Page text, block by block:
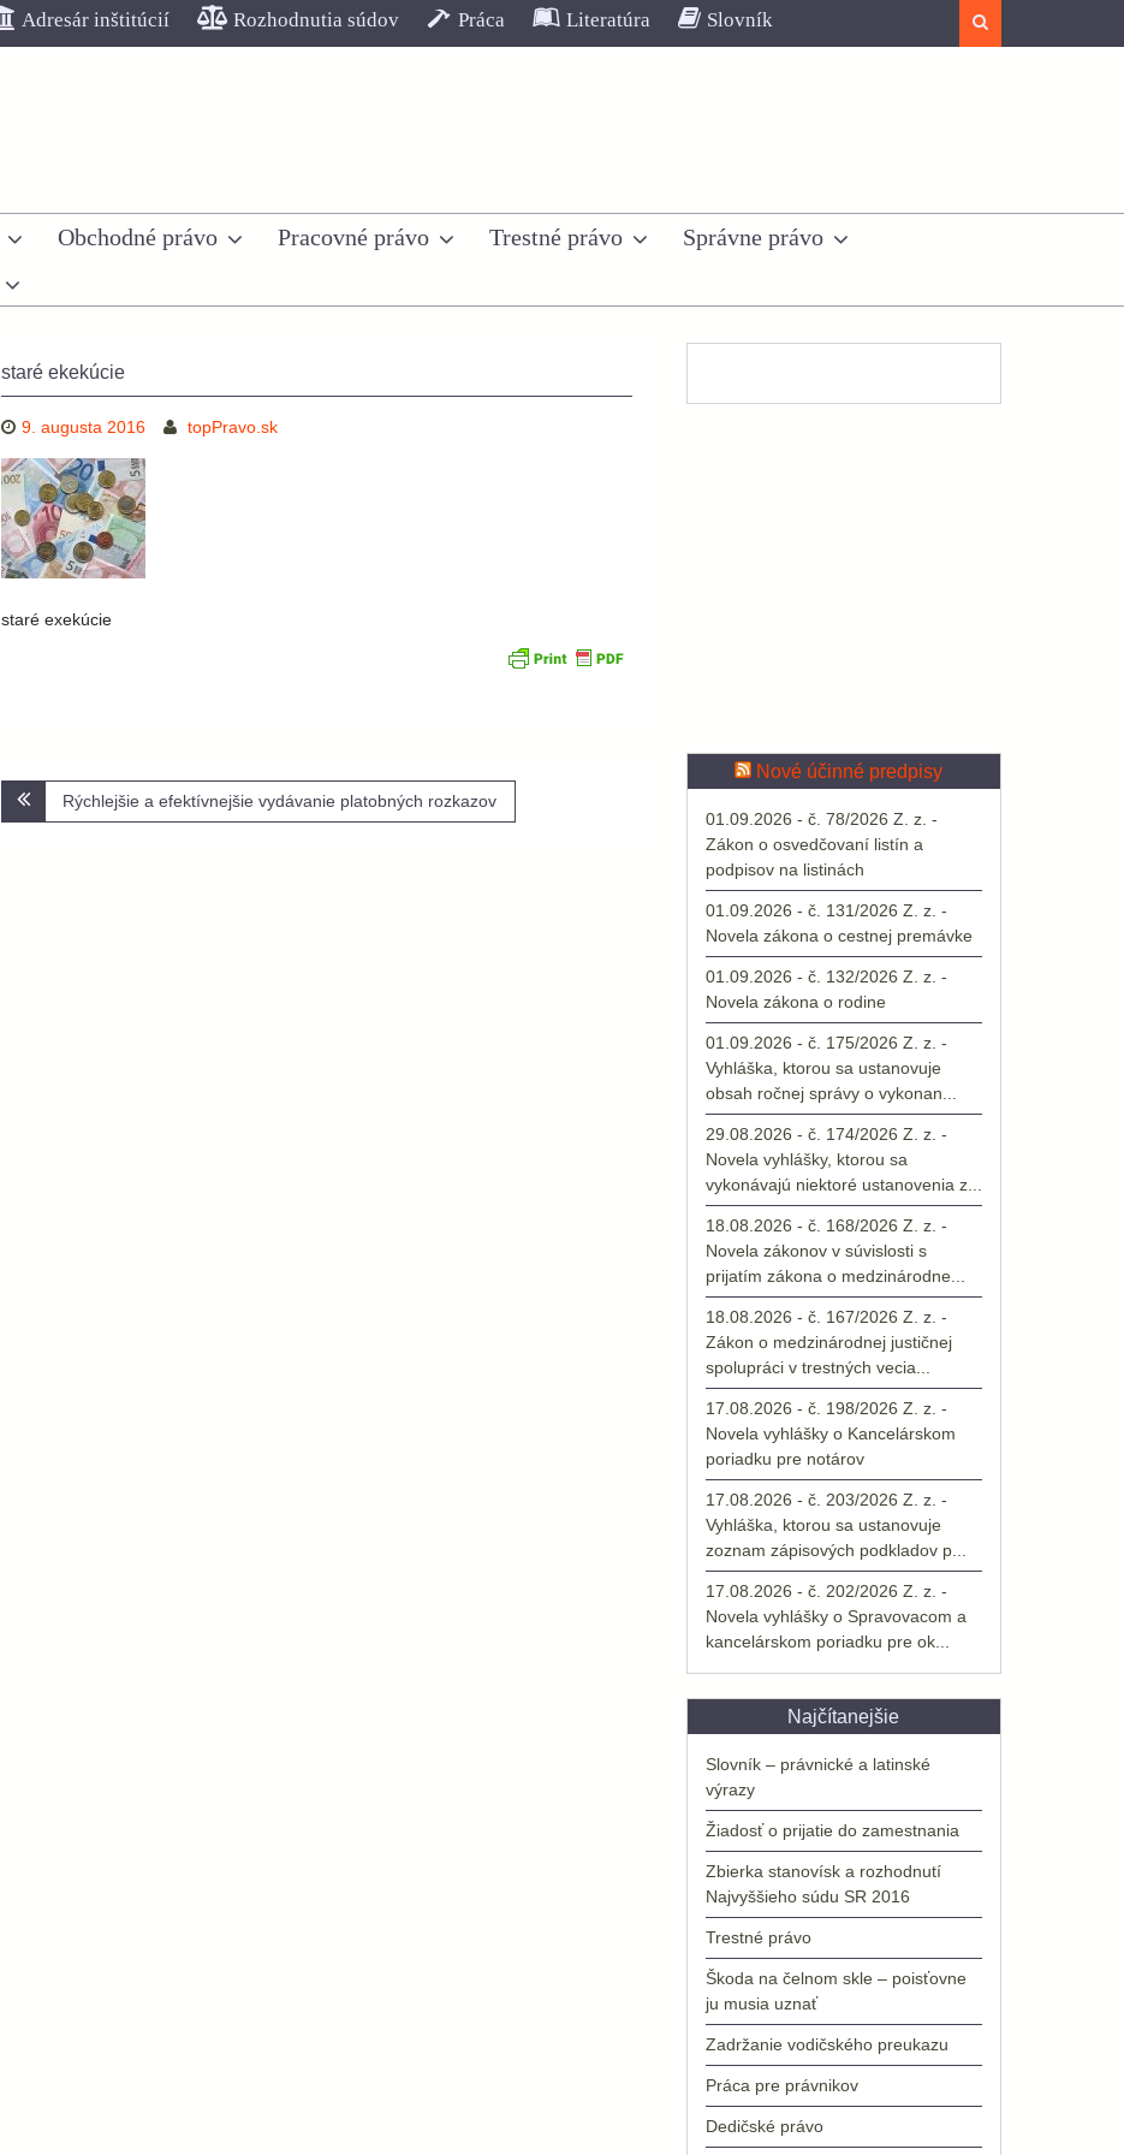
Adresár inštitúcií Rozhodnutia súdov Práca Literatúra Slovník
Obchodné právo Pracovné právo Trestné právo
Správne právo
staré ekekúcie
9. augusta 2016 topPravo.sk
staré exekúcie
Navigácia
v
Rýchlejšie a efektívnejšie vydávanie platobných rozkazov
Nové účinné predpisy
01.09.2026 - č. 78/2026 Z. z. -
Zákon o osvedčovaní listín a
podpisov na listinách
01.09.2026 - č. 131/2026 Z. z. -
Novela zákona o cestnej premávke
01.09.2026 - č. 132/2026 Z. z. -
Novela zákona o rodine
01.09.2026 - č. 175/2026 Z. z. -
Vyhláška, ktorou sa ustanovuje
obsah ročnej správy o vykonan...
29.08.2026 - č. 174/2026 Z. z. -
Novela vyhlášky, ktorou sa
vykonávajú niektoré ustanovenia z...
18.08.2026 - č. 168/2026 Z. z. -
Novela zákonov v súvislosti s
prijatím zákona o medzinárodne...
18.08.2026 - č. 167/2026 Z. z. -
Zákon o medzinárodnej justičnej
spolupráci v trestných vecia...
17.08.2026 - č. 198/2026 Z. z. -
Novela vyhlášky o Kancelárskom
poriadku pre notárov
17.08.2026 - č. 203/2026 Z. z. -
Vyhláška, ktorou sa ustanovuje
zoznam zápisových podkladov p...
17.08.2026 - č. 202/2026 Z. z. -
Novela vyhlášky o Spravovacom a
kancelárskom poriadku pre ok...
Najčítanejšie
Slovník – právnické a latinské
výrazy
Žiadosť o prijatie do zamestnania
Zbierka stanovísk a rozhodnutí
Najvyššieho súdu SR 2016
Trestné právo
Škoda na čelnom skle – poisťovne
ju musia uznať
Zadržanie vodičského preukazu
Práca pre právnikov
Dedičské právo